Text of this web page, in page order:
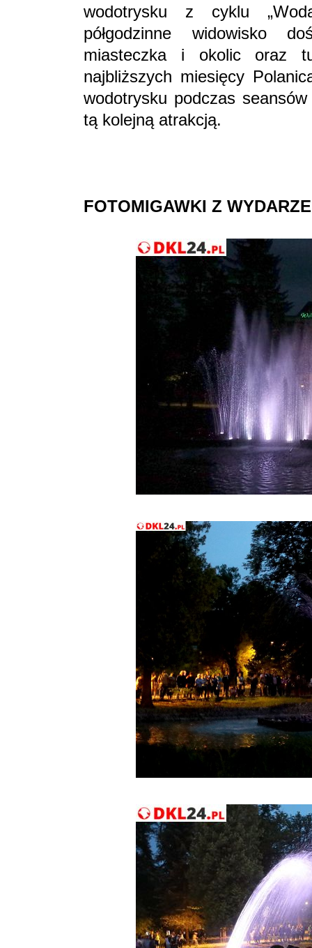
wodotrysku z cyklu
półgodzinne widowisko
miasteczka i okolic oraz
najbliższych miesięcy
wodotrysku podczas
tą kolejną atrakcją.
FOTOMIGAWKI Z